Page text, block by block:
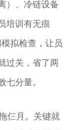
）、冷链设备
培训有无痕
拟检查，让员
过关，省了两
七分量。
仨月。关键就